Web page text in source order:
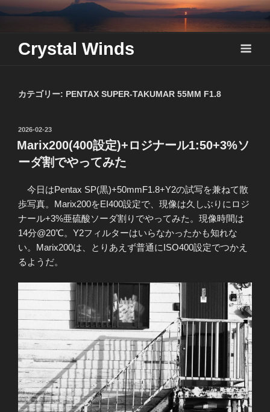
Skip
content
Crystal Winds
カテゴリー: PENTAX SUPER-TAKUMAR 55MM F1.8
投
稿
日:
2026-02-23
Marix200(400設定)+ロジナール1:50+3%ソ
ーダ割でやってみた
今日はPentax SP(黒)+50mmF1.8+Y2の試写を兼ねて散
歩写真。Marix200をEI400設定で、現像は久しぶりにロジ
ナール+3%亜硫酸ソーダ割りでやってみた。現像時間は
14分@20℃。Y2フィルターはいらなかったかも知れな
い。Marix200は、とりあえず普通にISO400設定でつかえ
るようだ。